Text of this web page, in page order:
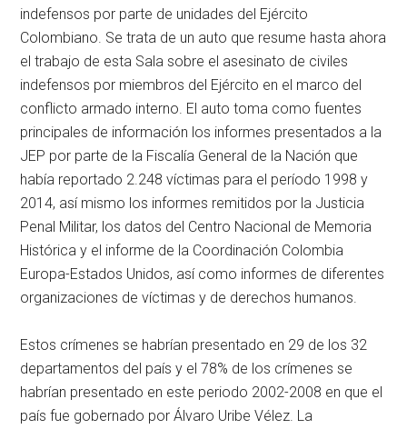
indefensos por parte de unidades del Ejército
Colombiano. Se trata de un auto que resume hasta ahora
el trabajo de esta Sala sobre el asesinato de civiles
indefensos por miembros del Ejército en el marco del
conflicto armado interno. El auto toma como fuentes
principales de información los informes presentados a la
JEP por parte de la Fiscalía General de la Nación que
había reportado 2.248 víctimas para el período 1998 y
2014, así mismo los informes remitidos por la Justicia
Penal Militar, los datos del Centro Nacional de Memoria
Histórica y el informe de la Coordinación Colombia
Europa-Estados Unidos, así como informes de diferentes
organizaciones de víctimas y de derechos humanos.
Estos crímenes se habrían presentado en 29 de los 32
departamentos del país y el 78% de los crímenes se
habrían presentado en este periodo 2002-2008 en que el
país fue gobernado por Álvaro Uribe Vélez. La